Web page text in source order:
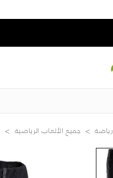
رياضة جميع الألعاب الرياضية